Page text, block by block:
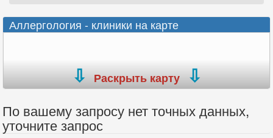
Аллергология - клиники на карте
Раскрыть карту
По вашему запросу нет точных данных,
уточните запрос